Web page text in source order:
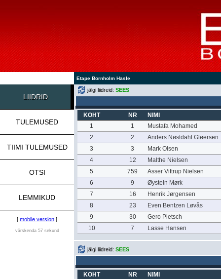
Etape Bornholm Hasle
LIIDRID
TULEMUSED
TIIMI TULEMUSED
OTSI
LEMMIKUD
[ mobile version ]
värskenda 57 sekund
jälgi liidreid: SEES
KOHT NR
NIMI
1
1
Mustafa Mohamed
2
2
Anders Nøstdahl Gløersen
3
3
Mark Olsen
4
12
Malthe Nielsen
5
759
Asser Vittrup Nielsen
6
9
Øystein Mørk
7
16
Henrik Jørgensen
8
23
Even Bentzen Løvås
9
30
Gero Pietsch
10
7 Lasse Hansen
jälgi liidreid: SEES
KOHT NR
NIMI